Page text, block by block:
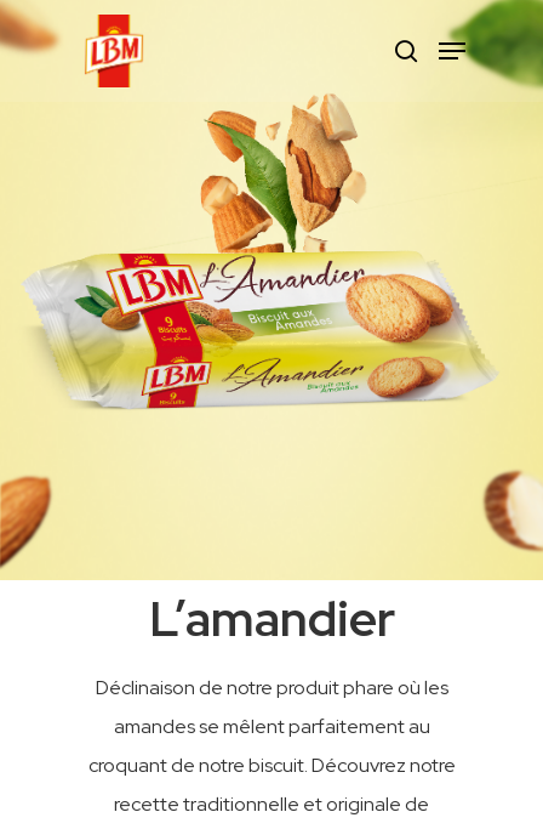
Hit enter to search or ESC to close
L’amandier
Déclinaison de notre produit phare où les
amandes se mêlent parfaitement au
croquant de notre biscuit. Découvrez notre
recette traditionnelle et originale de